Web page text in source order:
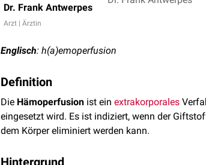
Dr. Frank Antwerpes
Arzt | Ärztin
Englisch: h(a)emoperfusion
Definition
Die Hämoperfusion ist ein extrakorporales
eingesetzt wird. Es ist indiziert, wenn der
dem Körper eliminiert werden kann.
Hintergrund